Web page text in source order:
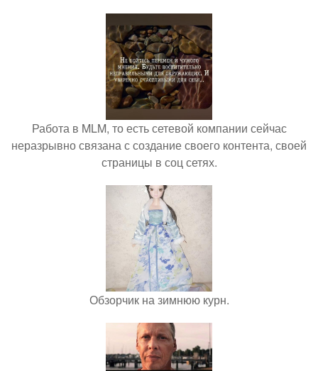
Работа в MLM, то есть сетевой компании сейчас
неразрывно связана с создание своего контента, своей
страницы в соц сетях.
Обзорчик на зимнюю курн.